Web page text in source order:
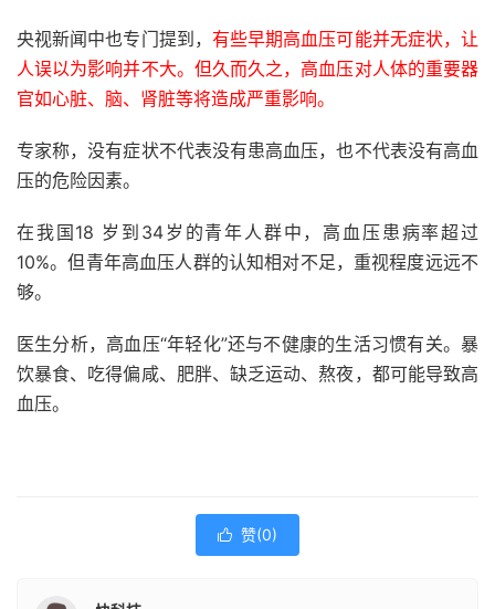
央视新闻中也专门提到， 有些早期高血压可能并无症状，让
人误以为影响并不大。但久而久之，高血压对人体的重要器
官如心脏、脑、肾脏等将造成严重影响。
专家称，没有症状不代表没有患高血压，也不代表没有高血
压的危险因素。
在我国18 岁到34岁的青年人群中，高血压患病率超过
10%。但青年高血压人群的认知相对不足，重视程度远远不
够。
医生分析，高血压“年轻化”还与不健康的生活习惯有关。暴
饮暴食、吃得偏咸、肥胖、缺乏运动、熬夜，都可能导致高
血压。
 赞(0)